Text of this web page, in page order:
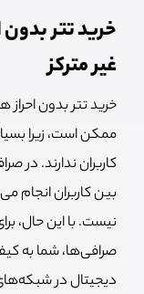
خرید تتر
غیر مترکز
ممکن است، زیرا
کاربران ندارند. در
بین کاربران انجام
نیست. با این حال،
صرافی‌ها، شما به
دیجیتال در